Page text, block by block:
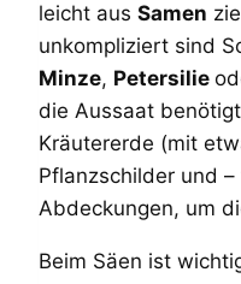
leicht aus Samen
unkompliziert sind
Minze, Petersilie
die Aussaat
Kräutererde (mit
Pflanzschilder und
Abdeckungen, um
Beim Säen ist